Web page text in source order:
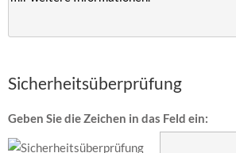
Sicherheitsüberprüfung
Geben Sie die Zeichen in das Feld ein: